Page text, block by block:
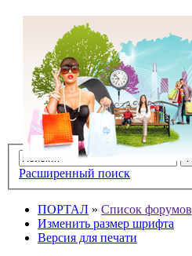
Расширенный поиск
ПОРТАЛ » Список форумов
Изменить размер шрифта
Версия для печати